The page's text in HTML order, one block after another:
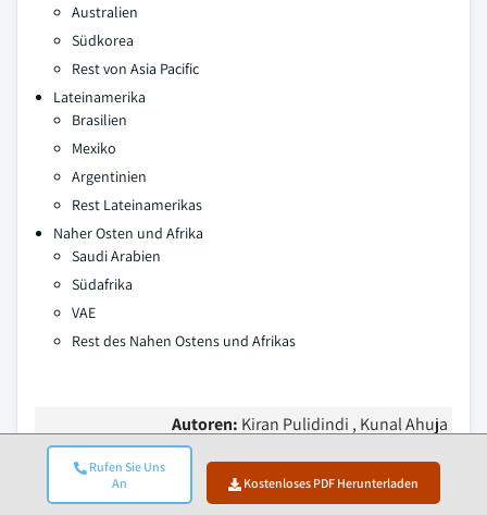
Rufen Sie Uns
An
Kostenloses PDF Herunterladen
Australien
Südkorea
Rest von Asia Pacific
Lateinamerika
Brasilien
Mexiko
Argentinien
Rest Lateinamerikas
Naher Osten und Afrika
Saudi Arabien
Südafrika
VAE
Rest des Nahen Ostens und Afrikas
Autoren: Kiran Pulidindi , Kunal Ahuja
Häufig gestellte Fragen(FAQ):